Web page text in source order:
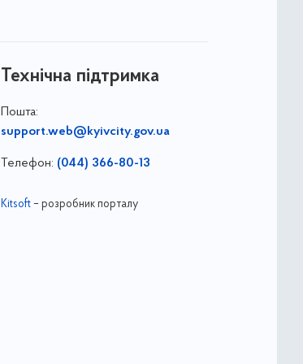
Технічна підтримка
Пошта:
support.web@kyivcity.gov.ua
Телефон: (044) 366-80-13
Kitsoft– розробник порталу